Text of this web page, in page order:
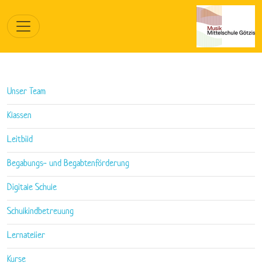
Unser Team
Klassen
Leitbild
Begabungs- und Begabtenförderung
Digitale Schule
Schulkindbetreuung
Lernatelier
Kurse